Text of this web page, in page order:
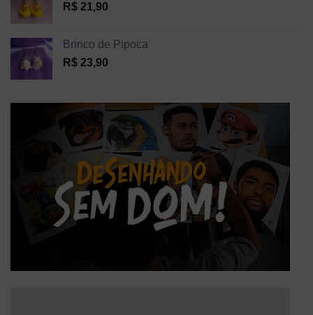
R$ 21,90
Brinco de Pipoca
R$ 23,90